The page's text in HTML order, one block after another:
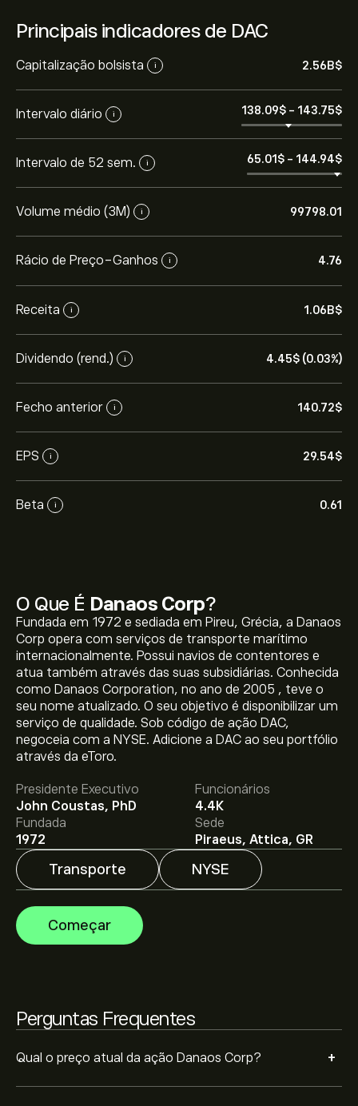
Principais indicadores de DAC
Capitalização bolsista i 2.56B‎$‎
Intervalo diário i 138.09‎$‎ - 143.75‎$‎
Intervalo de 52 sem. i 65.01‎$‎ - 144.94‎$‎
Volume médio (3M) i 99798.01
Rácio de Preço-Ganhos i 4.76
Receita i 1.06B‎$‎
Dividendo (rend.) i 4.45‎$‎ (0.03%)
Fecho anterior i 140.72‎$‎
EPS i 29.54‎$‎
Beta i 0.61
O Que É Danaos Corp?
Fundada em 1972 e sediada em Pireu, Grécia, a Danaos
Corp opera com serviços de transporte marítimo
internacionalmente. Possui navios de contentores e
atua também através das suas subsidiárias. Conhecida
como Danaos Corporation, no ano de 2005 , teve o
seu nome atualizado. O seu objetivo é disponibilizar um
serviço de qualidade. Sob código de ação DAC,
negoceia com a NYSE. Adicione a DAC ao seu portfólio
através da eToro.
Presidente Executivo
John Coustas, PhD
Funcionários
4.4K
Fundada
1972
Sede
Piraeus, Attica, GR
Transporte NYSE
Começar
Perguntas Frequentes
Qual o preço atual da ação Danaos Corp? +
O preço atual da DAC é 140.72‎$‎.
O preço médio alvo para Danaos Corp é 140.72‎$‎.
jána eToro para previsões detalhadas de analistas e
metas de preço.
Os analistas oferecem previsões para Danaos Corp
com base em tendências de mercado, relatórios
financeiros e projeções de crescimento. Descubra a
previsão mais recente para os movimentos futuros
dos preços.
A capitalização bolsista de Danaos Corp é 2.56B‎$‎
moderada.